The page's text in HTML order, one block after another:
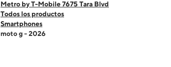
Metro by T-Mobile 7675 Tara Blvd
Todos los productos
Smartphones
moto g - 2026